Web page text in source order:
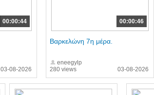
00:00:44
03-08-2026
00:00:46
280 views
Βαρκελώνη 7η μέρα.
eneegylp
03-08-2026